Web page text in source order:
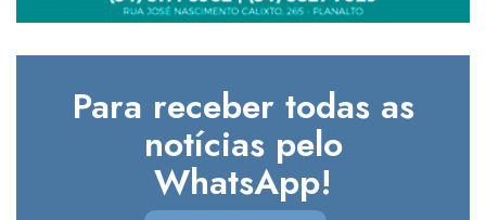
Para receber todas as
notícias pelo
WhatsApp!